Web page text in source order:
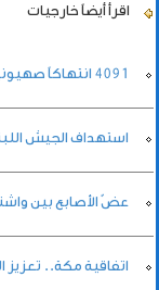
اقرأ أيضاً خارجيات
4091 انتهاكاً صهيونياً و1254 قتيلاً خلال 300 يوم في غزة
استهداف الجيش
عضّ الأصابع بين
اتفاقية مكة.. تعزيز